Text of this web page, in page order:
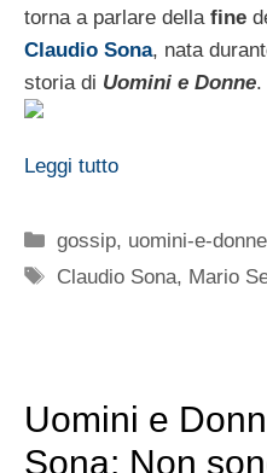
torna a parlare della fine
Claudio Sona, nata
storia di Uomini e Donne.
Leggi tutto
Categorie
gossip, uomini-e-donne
Tag
Claudio Sona, Mario
Uomini e
Sona: Non